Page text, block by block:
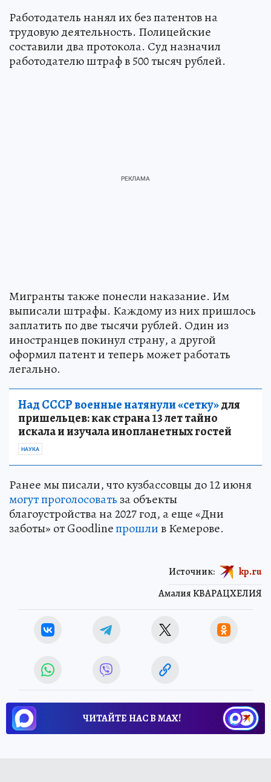
Работодатель нанял их без патентов на
трудовую деятельность. Полицейские
составили два протокола. Суд назначил
работодателю штраф в 500 тысяч рублей.
Мигранты также понесли наказание. Им
выписали штрафы. Каждому из них пришлось
заплатить по две тысячи рублей. Один из
иностранцев покинул страну, а другой
оформил патент и теперь может работать
легально.
Над СССР военные натянули «сетку»для
пришельцев: как страна 13 лет тайно
искала и изучала инопланетных гостей
НАУКА
Ранее мы писали, что кузбассовцы до 12 июня
могут проголосовать за объекты
благоустройства на 2027 год, а еще «Дни
заботы» от Goodlineпрошлив Кемерове.
Амалия КВАРАЦХЕЛИЯ
Источник: kp.ru
ЧИТАЙТЕ НАС В МАХ!